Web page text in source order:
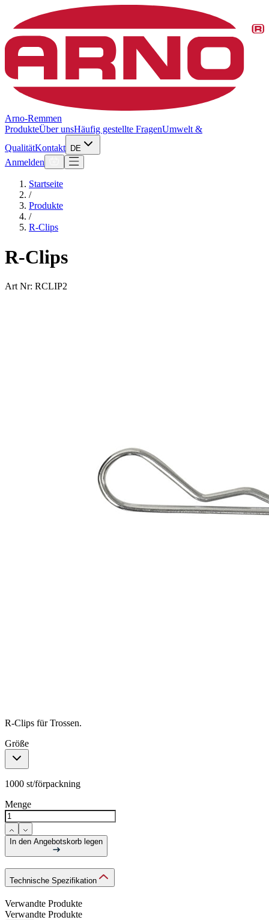
Arno-Remmen
ProdukteÜber unsHäufig gestellte FragenUmwelt &
QualitätKontakt DE
Anmelden
Startseite
/
Produkte
/
R-Clips
R-Clips
Art Nr: RCLIP2
R-Clips für Trossen.
Größe
1000 st/förpackning
Menge
In den Angebotskorb legen
Technische Spezifikation
Verwandte Produkte
Verwandte Produkte